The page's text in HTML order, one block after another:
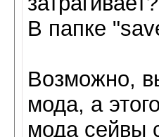
В папке
Возможно,
мода, а
мода сейвы